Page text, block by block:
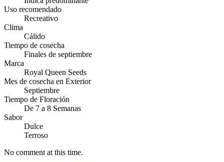
Uso recomendado
Recreativo
Clima
Cálido
Tiempo de cosecha
Finales de septiembre
Marca
Royal Queen Seeds
Mes de cosecha en Exterior
Septiembre
Tiempo de Floración
De 7 a 8 Semanas
Sabor
Dulce
Terroso
No comment at this time.